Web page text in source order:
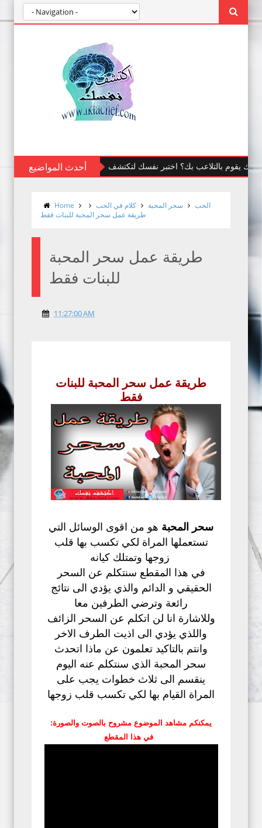
أحدث المواضيع شريكك يقوم بالتلاعب بك؟ اختبر نفسك لتكتشف
Home الحب سحر المحبة
كلام في الحب
طريقة عمل سحر المحبة للبنات فقط
طريقة عمل سحر المحبة
للبنات فقط
11:27:00 AM
طريقة عمل سحر المحبة للبنات
فقط
سحر المحبة هو من اقوى الوسائل التي
تستعملها المراة لكي تكسب بها قلب
في هذا المقطع سنتكلم عن السحر
الحقيقي و الدائم والذي يؤدي الى نتائج
رائعة وترضي الطرفين معا
وللاشارة انا لن اتكلم عن السحر الزائف
واللذي يؤدي الى اذيت الطرف الاخر
وانتم بالتاكيد تعلمون عن ماذا اتحدث
سحر المحبة الذي سنتكلم عنه اليوم
ينقسم الى ثلاث خطوات يجب على
المراة القيام بها لكي تكسب قلب زوجها
:يمكنكم مشاهد الموضوع مشروح بالصوت والصورة